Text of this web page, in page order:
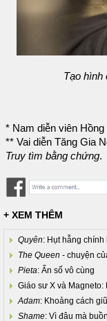
Tạo hình
* Nam diễn viên
** Vai diễn Tăng Gia
Truy tìm bằng chứng.
+ XEM THÊM
Quyên: Hụt hẫng
The Queen - chuyện
Pieta: Ẩn số vô cùng
Giáo sư X và Magneto:
Adam: Khoảng cách
Shame: Vì đâu mà